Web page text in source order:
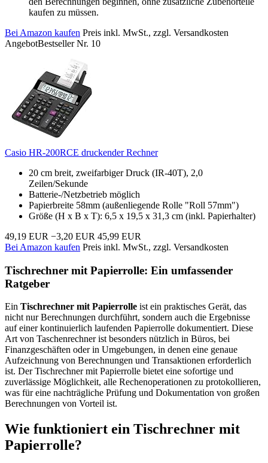
kaufen zu müssen.
Bei Amazon kaufen Preis inkl. MwSt., zzgl. Versandkosten
AngebotBestseller Nr. 10
Casio HR-200RCE druckender Rechner
20 cm breit, zweifarbiger Druck (IR-40T), 2,0
Zeilen/Sekunde
Batterie-/Netzbetrieb möglich
Papierbreite 58mm (außenliegende Rolle "Roll 57mm")
Größe (H x B x T): 6,5 x 19,5 x 31,3 cm (inkl. Papierhalter)
49,19 EUR −3,20 EUR 45,99 EUR
Bei Amazon kaufen Preis inkl. MwSt., zzgl. Versandkosten
Tischrechner mit Papierrolle: Ein umfassender
Ratgeber
Ein Tischrechner mit Papierrolle ist ein praktisches Gerät, das
nicht nur Berechnungen durchführt, sondern auch die Ergebnisse
auf einer kontinuierlich laufenden Papierrolle dokumentiert. Diese
Art von Taschenrechner ist besonders nützlich in Büros, bei
Finanzgeschäften oder in Umgebungen, in denen eine genaue
Aufzeichnung von Berechnungen und Transaktionen erforderlich
ist. Der Tischrechner mit Papierrolle bietet eine sofortige und
zuverlässige Möglichkeit, alle Rechenoperationen zu protokollieren,
was für eine nachträgliche Prüfung und Dokumentation von großen
Berechnungen von Vorteil ist.
Wie funktioniert ein Tischrechner mit
Papierrolle?